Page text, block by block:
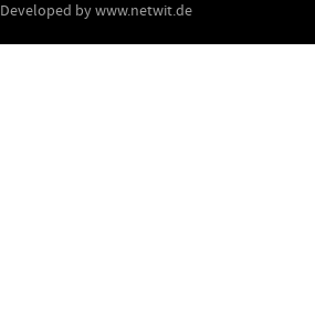
Developed bywww.netwit.de